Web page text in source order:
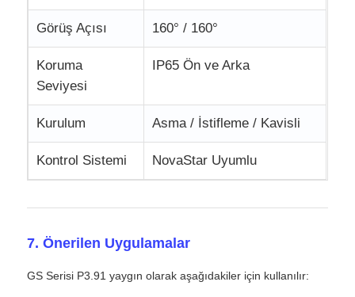
Görüş Açısı 160° / 160°
Koruma
Seviyesi
IP65 Ön ve Arka
Kurulum Asma / İstifleme / Kavisli
Kontrol Sistemi NovaStar Uyumlu
7. Önerilen Uygulamalar
GS Serisi P3.91 yaygın olarak aşağıdakiler için kullanılır: